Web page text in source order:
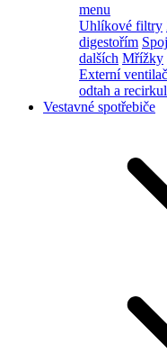
menu
Uhlíkové filtry
digestořím
dalších Mřížky
Externí
odtah a
Vestavné spotřebiče